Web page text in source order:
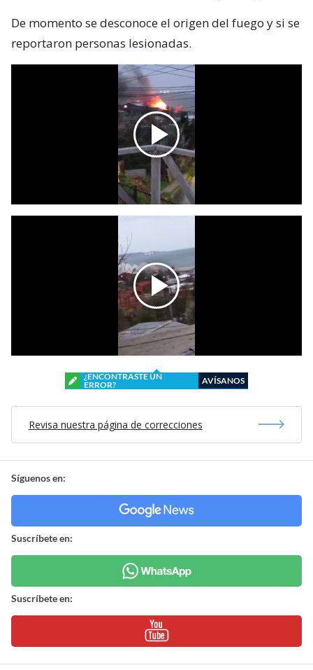
De momento se desconoce el origen del fuego y si se
reportaron personas lesionadas.
¿ENCONTRASTE UN
ERROR?
AVÍSANOS
Revisa nuestra página de correcciones
Síguenos en:
Suscríbete en:
Suscríbete en: